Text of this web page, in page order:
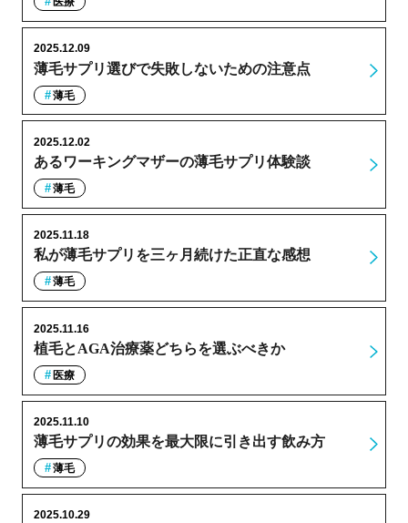
薄毛サプリ選びで失敗しないための注意点
2025.12.09
薄毛
あるワーキングマザーの薄毛サプリ体験談
2025.12.02
薄毛
私が薄毛サプリを三ヶ月続けた正直な感想
2025.11.18
薄毛
植毛とAGA治療薬どちらを選ぶべきか
2025.11.16
医療
薄毛サプリの効果を最大限に引き出す飲み方
2025.11.10
薄毛
2025.10.29